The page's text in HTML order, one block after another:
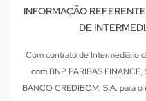
INFORMAÇÃO
DE
Com contrato de Intermediário
com BNP PARIBAS FINANCE,
BANCO CREDIBOM, S.A. para